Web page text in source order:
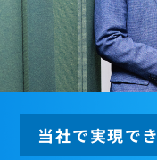
当社で実現で